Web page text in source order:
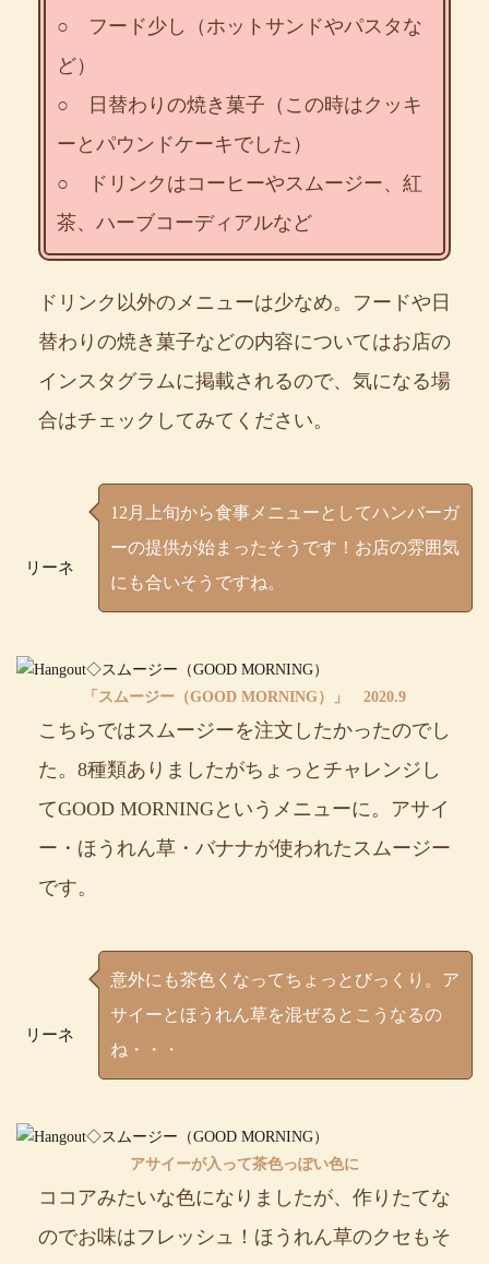
○ フード少し（ホットサンドやパスタな
ど）
○ 日替わりの焼き菓子（この時はクッキ
ーとパウンドケーキでした）
○ ドリンクはコーヒーやスムージー、紅
茶、ハーブコーディアルなど
ドリンク以外のメニューは少なめ。フードや日
替わりの焼き菓子などの内容についてはお店の
インスタグラムに掲載されるので、気になる場
合はチェックしてみてください。
リーネ
12月上旬から食事メニューとしてハンバーガ
ーの提供が始まったそうです！お店の雰囲気
にも合いそうですね。
「スムージー（GOOD MORNING）」 2020.9
こちらではスムージーを注文したかったのでし
た。8種類ありましたがちょっとチャレンジし
てGOOD MORNINGというメニューに。アサイ
ー・ほうれん草・バナナが使われたスムージー
です。
リーネ
意外にも茶色くなってちょっとびっくり。ア
サイーとほうれん草を混ぜるとこうなるの
ね・・・
アサイーが入って茶色っぽい色に
ココアみたいな色になりましたが、作りたてな
のでお味はフレッシュ！ほうれん草のクセもそ